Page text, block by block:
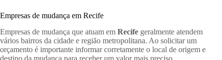
Empresas de mudança em Recife
Empresas de mudança que atuam em Recife geralmente atendem
vários bairros da cidade e região metropolitana. Ao solicitar um
orçamento é importante informar corretamente o local de origem e
destino da mudança para receber um valor mais preciso.